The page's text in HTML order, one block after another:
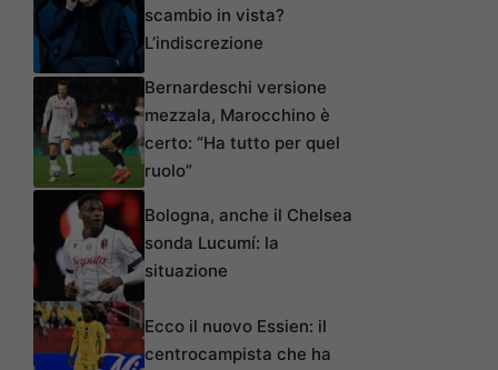
scambio in vista?
L’indiscrezione
Bernardeschi versione
mezzala, Marocchino è
certo: “Ha tutto per quel
ruolo”
Bologna, anche il Chelsea
sonda Lucumí: la
situazione
Ecco il nuovo Essien: il
centrocampista che ha